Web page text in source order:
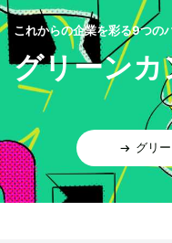
これからの企業を彩る9つの
グリーンカ
グリ